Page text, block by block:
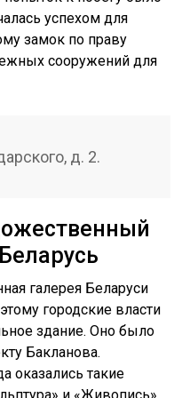
успехом для
замок по праву
сооружений для
д. 2.
галерея Беларуси
городские власти
здание. Оно было
Бакланова.
оказались такие